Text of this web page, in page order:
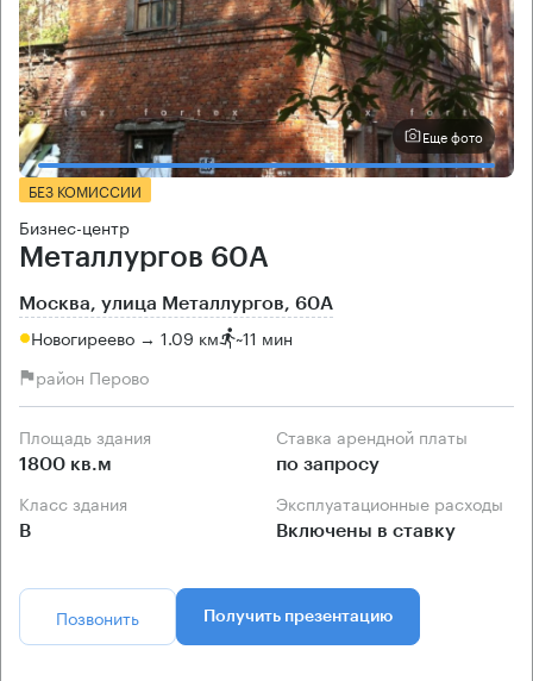
Еще фото
БЕЗ КОМИССИИ
Бизнес-центр
Металлургов 60А
Москва, улица Металлургов, 60А
Новогиреево → 1.09 км ~11 мин
район Перово
Площадь здания
1800 кв.м
Ставка арендной платы
по запросу
Класс здания
B
Эксплуатационные расходы
Включены в ставку
Позвонить Получить презентацию